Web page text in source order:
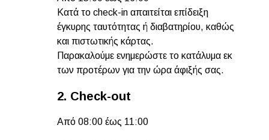
Κατά το check-in απαιτείται επίδειξη
έγκυρης ταυτότητας ή διαβατηρίου, καθώς
και πιστωτικής κάρτας.
Παρακαλούμε ενημερώστε το κατάλυμα εκ
των προτέρων για την ώρα άφιξής σας.
2. Check-out
Από 08:00 έως 11:00